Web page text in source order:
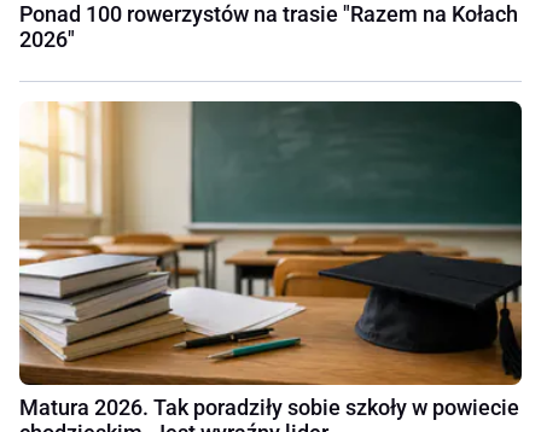
Ponad 100 rowerzystów na trasie "Razem na Kołach
2026"
Matura 2026. Tak poradziły sobie szkoły w powiecie